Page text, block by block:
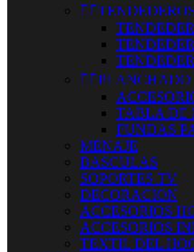
 TENDEDEROS
 PLANCHADO
TABLA DE
FUNDAS
MENAJE
BASCULAS
SOPORTES TV
DECORACION
ACCESORIOS
ACCESORIOS
TEXTIL DEL